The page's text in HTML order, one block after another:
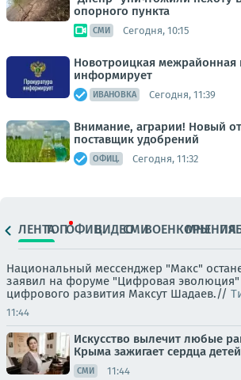
опорного пункта
СМИ Сегодня, 10:15
Новотроицкая межрайонная
информирует
ИВАНОВКА Сегодня, 11:39
Внимание, аграрии! Новый
поставщик удобрений
ОФИЦ. Сегодня, 11:32
ЛЕНТАТОПОФИЦ.ВИДЕОСМИВОЕНКОРЫМНЕНИЯ
Национальный мессенджер "Макс"
заявил на форуме "Цифровая эволюция"
цифрового развития Максут Шадаев.//
11:44
Искусство вылечит любые
Крыма зажигает сердца
СМИ 11:44